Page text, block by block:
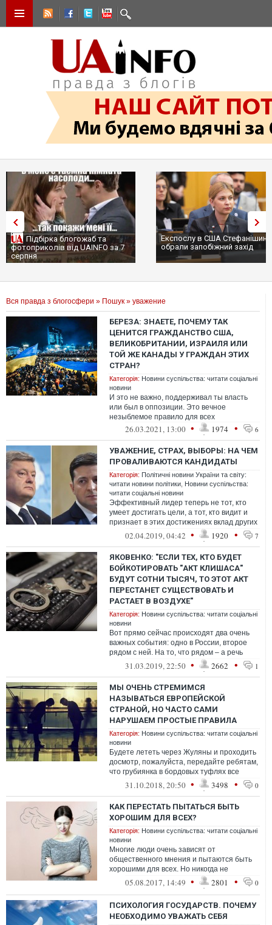
Підбірка блогожаб та
фотоприколів від UAINFO за 7
серпня
Експослу в США
обрали запобіжний захід
Вся правда з блогосфери » Пошук » уважение
БЕРЕЗА: ЗНАЕТЕ, ПОЧЕМУ ТАК
ЦЕНИТСЯ ГРАЖДАНСТВО США,
ВЕЛИКОБРИТАНИИ, ИЗРАИЛЯ ИЛИ
ТОЙ ЖЕ КАНАДЫ У ГРАЖДАН ЭТИХ
СТРАН?
Категорія: Новини суспільства: читати соціальні
новини
И это не важно, поддерживал ты власть
или был в оппозиции. Это вечное
незыблемое правило для всех
26.03.2021, 13:00 • 1974 • 6
УВАЖЕНИЕ, СТРАХ, ВЫБОРЫ: НА ЧЕМ
ПРОВАЛИВАЮТСЯ КАНДИДАТЫ
Категорія: Політичні новини України та світу:
читати новини політики Новини суспільства:
читати соціальні новини
Эффективный лидер теперь не тот, кто
умеет достигать цели, а тот, кто видит и
признает в этих достижениях вклад других
людей.02.04.2019, 04:42 • 1920 • 7
ЯКОВЕНКО: "ЕСЛИ ТЕХ, КТО БУДЕТ
БОЙКОТИРОВАТЬ "АКТ КЛИШАСА"
БУДУТ СОТНИ ТЫСЯЧ, ТО ЭТОТ АКТ
ПЕРЕСТАНЕТ СУЩЕСТВОВАТЬ И
РАСТАЕТ В ВОЗДУХЕ"
Категорія: Новини суспільства: читати соціальні
новини
Вот прямо сейчас происходят два очень
важных события: одно в России, второе
рядом с ней. На то, что рядом – а речь
идет о выборах в Украине - я не хоч...
31.03.2019, 22:50 • 2662 • 1
МЫ ОЧЕНЬ СТРЕМИМСЯ
НАЗЫВАТЬСЯ ЕВРОПЕЙСКОЙ
СТРАНОЙ, НО ЧАСТО САМИ
НАРУШАЕМ ПРОСТЫЕ ПРАВИЛА
Категорія: Новини суспільства: читати соціальні
новини
Будете лететь через Жуляны и проходить
досмотр, пожалуйста, передайте ребятам,
что грубиянка в бордовых туфлях все
поняла и услышала. Она обещает испр...
31.10.2018, 20:50 • 3498 • 0
КАК ПЕРЕСТАТЬ ПЫТАТЬСЯ БЫТЬ
ХОРОШИМ ДЛЯ ВСЕХ?
Категорія: Новини суспільства: читати соціальні
новини
Многие люди очень зависят от
общественного мнения и пытаются быть
хорошими для всех. Но никогда не
получится соответствовать ожиданиям
окружающих люде...
05.08.2017, 14:49 • 2801 • 0
ПСИХОЛОГИЯ ГОСУДАРСТВ. ПОЧЕМУ
НЕОБХОДИМО УВАЖАТЬ СЕБЯ